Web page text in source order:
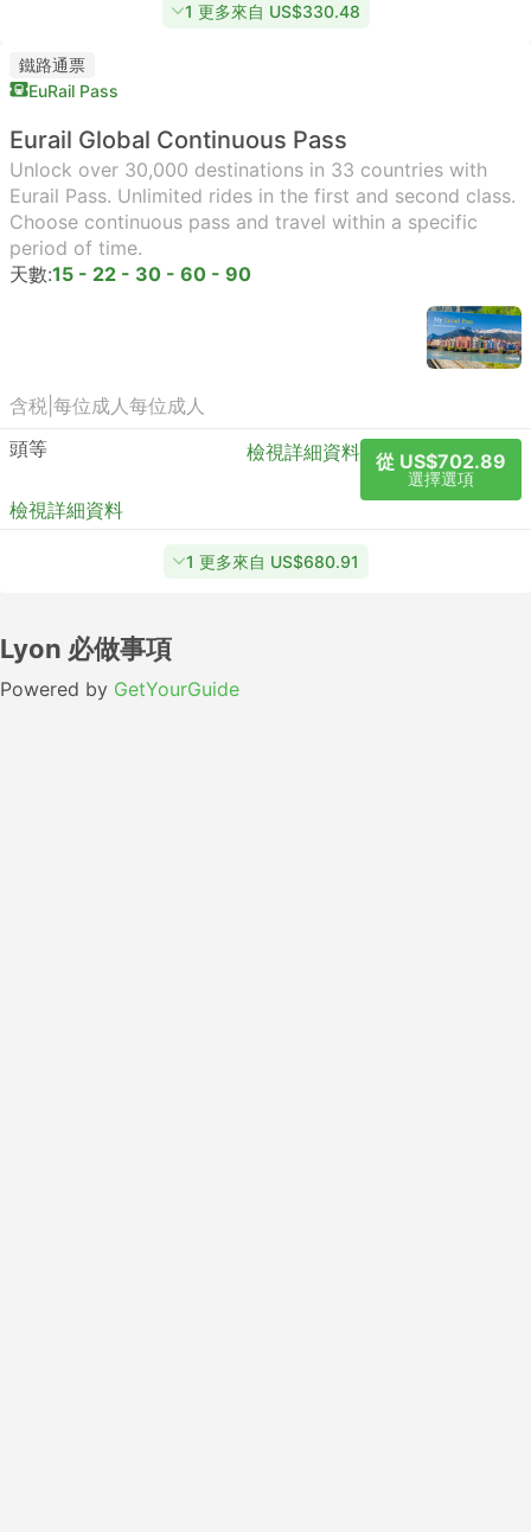
1 更多來自 US$330.48
鐵路通票
EuRail Pass
Eurail Global Continuous Pass
Unlock over 30,000 destinations in 33 countries with
Eurail Pass. Unlimited rides in the first and second class.
Choose continuous pass and travel within a specific
period of time.
天數:15 - 22 - 30 - 60 - 90
含税 每位成人每位成人
頭等
檢視詳細資料 從 US$702.89
選擇選項
檢視詳細資料
1 更多來自 US$680.91
Lyon 必做事項
Powered by GetYourGuide